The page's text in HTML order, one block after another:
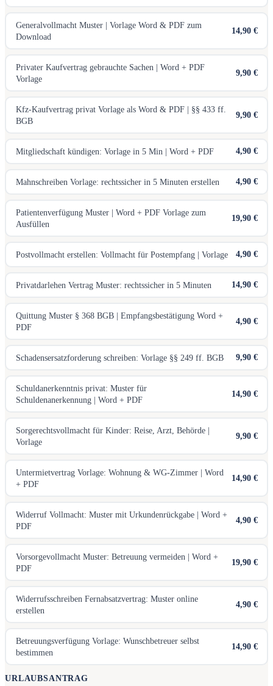
Generalvollmacht Muster | Vorlage Word & PDF zum
Download
14,90 €
Privater Kaufvertrag gebrauchte Sachen | Word + PDF
Vorlage
9,90 €
Kfz-Kaufvertrag privat Vorlage als Word & PDF | §§ 433 ff.
BGB
9,90 €
Mitgliedschaft kündigen: Vorlage in 5 Min | Word + PDF 4,90 €
Mahnschreiben Vorlage: rechtssicher in 5 Minuten erstellen 4,90 €
Patientenverfügung Muster | Word + PDF Vorlage zum
Ausfüllen
19,90 €
Postvollmacht erstellen: Vollmacht für Postempfang | Vorlage 4,90 €
Privatdarlehen Vertrag Muster: rechtssicher in 5 Minuten 14,90 €
Quittung Muster § 368 BGB | Empfangsbestätigung Word +
PDF
4,90 €
Schadensersatzforderung schreiben: Vorlage §§ 249 ff. BGB 9,90 €
Schuldanerkenntnis privat: Muster für
Schuldenanerkennung | Word + PDF
14,90 €
Sorgerechtsvollmacht für Kinder: Reise, Arzt, Behörde |
Vorlage
9,90 €
Untermietvertrag Vorlage: Wohnung & WG-Zimmer | Word
+ PDF
14,90 €
Widerruf Vollmacht: Muster mit Urkundenrückgabe | Word +
PDF
4,90 €
Vorsorgevollmacht Muster: Betreuung vermeiden | Word +
PDF
19,90 €
Widerrufsschreiben Fernabsatzvertrag: Muster online
erstellen
4,90 €
Betreuungsverfügung Vorlage: Wunschbetreuer selbst
bestimmen
14,90 €
URLAUBSANTRAG